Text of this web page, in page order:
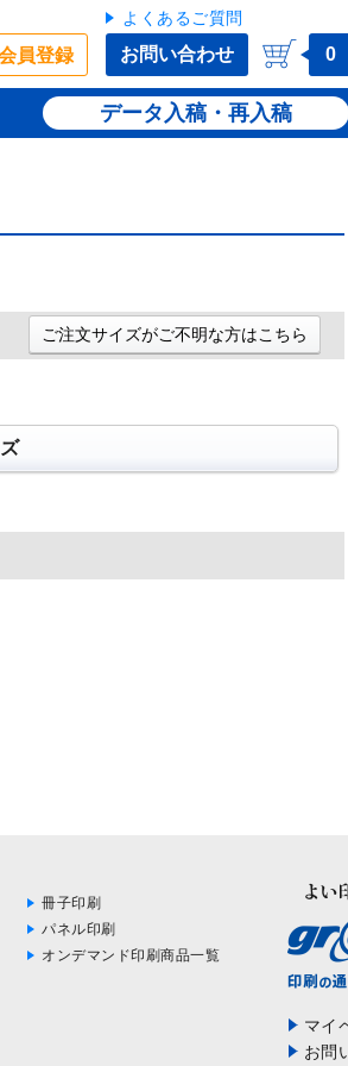
員登録
よくあるご質問
お問い合わせ 0
データ入稿・再入稿
ご注文サイズがご不明な方はこちら
冊子印刷
パネル印刷
オンデマンド印刷商品一覧
マイ
お問